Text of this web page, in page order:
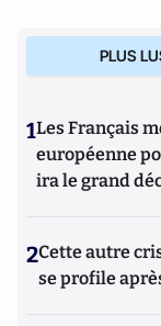
PLUS
1Les Français
européenne
ira le grand
2Cette autre
se profile